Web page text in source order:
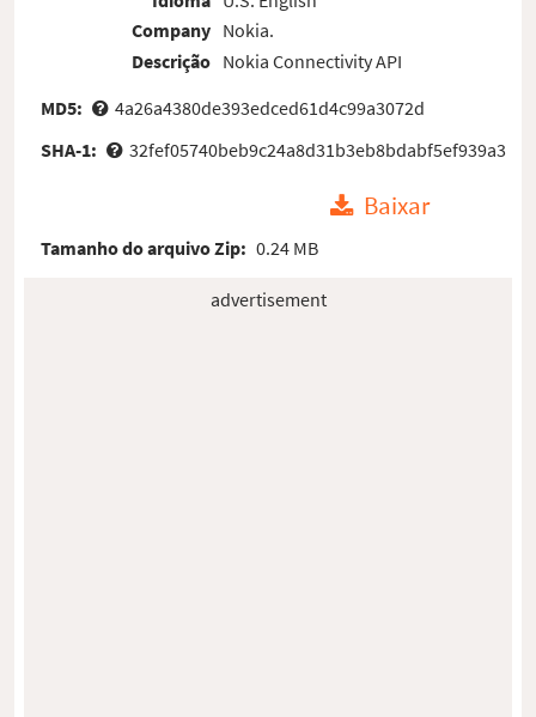
Company
Descrição
Nokia.
Nokia Connectivity API
MD5:
4a26a4380de393edced61d4c99a3072d
SHA-1:
32fef05740beb9c24a8d31b3eb8bdabf5ef939a3
Baixar
Tamanho do arquivo Zip: 0.24 MB
advertisement